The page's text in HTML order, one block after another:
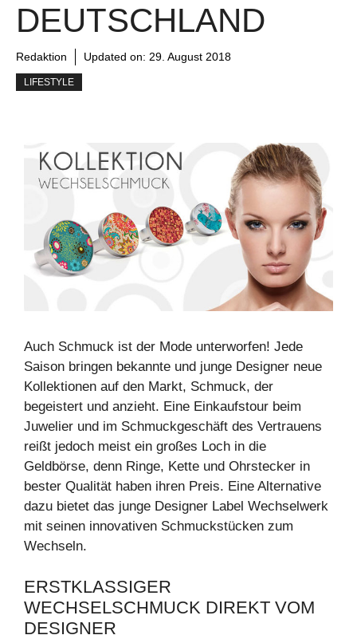
DEUTSCHLAND
Redaktion Updated on: 29. August 2018
LIFESTYLE
Auch Schmuck ist der Mode unterworfen! Jede
Saison bringen bekannte und junge Designer neue
Kollektionen auf den Markt, Schmuck, der
begeistert und anzieht. Eine Einkaufstour beim
Juwelier und im Schmuckgeschäft des Vertrauens
reißt jedoch meist ein großes Loch in die
Geldbörse, denn Ringe, Kette und Ohrstecker in
bester Qualität haben ihren Preis. Eine Alternative
dazu bietet das junge Designer Label Wechselwerk
mit seinen innovativen Schmuckstücken zum
Wechseln.
ERSTKLASSIGER
WECHSELSCHMUCK DIREKT VOM
DESIGNER